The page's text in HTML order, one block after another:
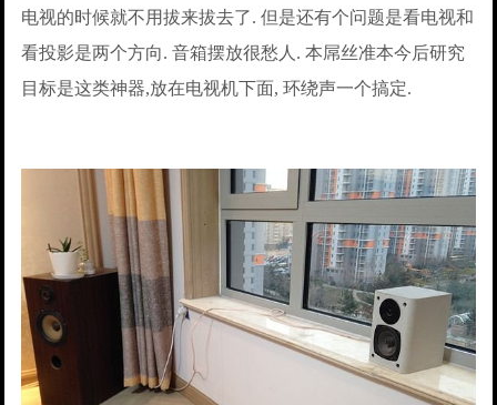
电视的时候就不用拔来拔去了. 但是还有个问题是看电视和
看投影是两个方向. 音箱摆放很愁人. 本屌丝准本今后研究
目标是这类神器,放在电视机下面, 环绕声一个搞定.